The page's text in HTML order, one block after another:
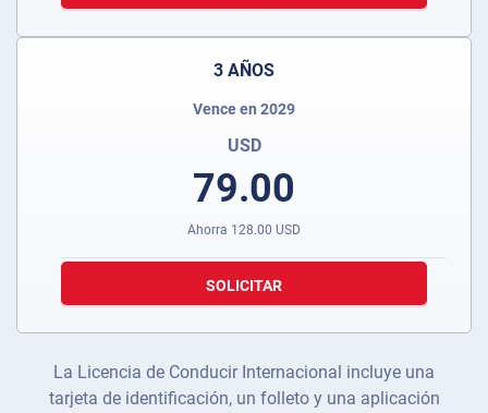
3 AÑOS
Vence en 2029
USD
79.00
Ahorra 128.00 USD
SOLICITAR
La Licencia de Conducir Internacional incluye una
tarjeta de identificación, un folleto y una aplicación